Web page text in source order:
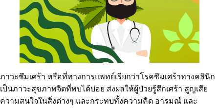
ภาวะซึมเศร้า หรือที่ทางการแพทย์เรียกว่าโรคซึมเศร้าทางคลินิก
เป็นภาวะสุขภาพจิตที่พบได้บ่อย ส่งผลให้ผู้ป่วยรู้สึกเศร้า สูญเสีย
ความสนใจในสิ่งต่างๆ และกระทบทั้งความคิด อารมณ์ และ